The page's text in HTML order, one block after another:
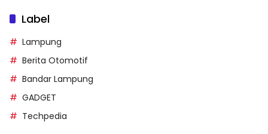
Label
Lampung
Berita Otomotif
Bandar Lampung
GADGET
Techpedia